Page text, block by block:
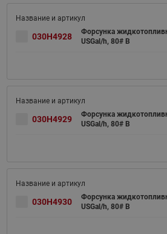
030H4928
Форсунка
USGal/h, 80# B
030H4929
Форсунка
USGal/h, 80# B
030H4930
Форсунка
USGal/h, 80# B